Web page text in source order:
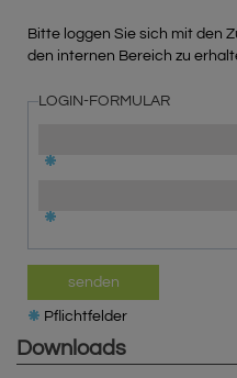
Bitte loggen Sie sich mit den
den internen Bereich zu
LOGIN-FORMULAR
senden
Pflichtfelder
Downloads